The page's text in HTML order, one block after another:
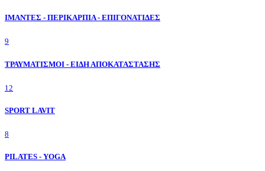
ΙΜΑΝΤΕΣ - ΠΕΡΙΚΑΡΠΙΑ - ΕΠΙΓΟΝΑΤΙΔΕΣ
9
ΤΡΑΥΜΑΤΙΣΜΟΙ - ΕΙΔΗ ΑΠΟΚΑΤΑΣΤΑΣΗΣ
12
SPORT LAVIT
8
PILATES - YOGA